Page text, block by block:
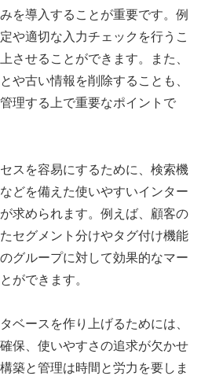
を導入することが重要です。例
や適切な入力チェックを行うこ
させることができます。また、
や古い情報を削除することも、
理する上で重要なポイントで
スを容易にするために、検索機
どを備えた使いやすいインター
求められます。例えば、顧客の
セグメント分けやタグ付け機能
グループに対して効果的なマー
ができます。
ベースを作り上げるためには、
保、使いやすさの追求が欠かせ
築と管理は時間と労力を要しま